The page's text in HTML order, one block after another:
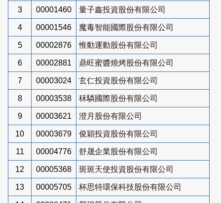
3 00001460 量子鑫投資股份有限公司
4 00001546 魔毒智能國際股份有限公司
5 00002876 惟動運動股份有限公司
6 00002881 鼎旺蜜醬燒烤股份有限公司
7 00003024 玄仁投資股份有限公司
8 00003538 秝驎國際股份有限公司
9 00003621 澄月股份有限公司
10 00003679 俊穎投資股份有限公司
11 00004776 舒晟企業股份有限公司
12 00005368 斑斑天使投資股份有限公司
13 00005705 杯思特環保科技股份有限公司